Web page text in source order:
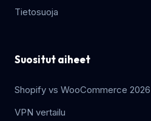
Tietosuoja
Suositut aiheet
Shopify vs WooCommerce 2026
VPN vertailu